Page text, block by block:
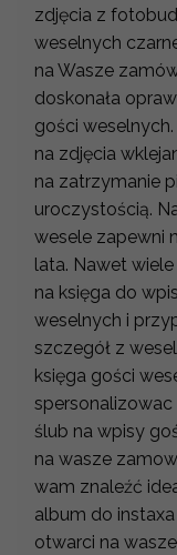
zdjęcia z
weselnych
na Wasze
doskonała
gości
na zdjęcia
na zatrzymanie
uroczystością.
wesele zapewni
lata. Nawet
na księga do
weselnych i
szczegół z
księga gości
spersonalizowac
ślub na wpisy
na wasze
wam znaleźć
album do
otwarci na